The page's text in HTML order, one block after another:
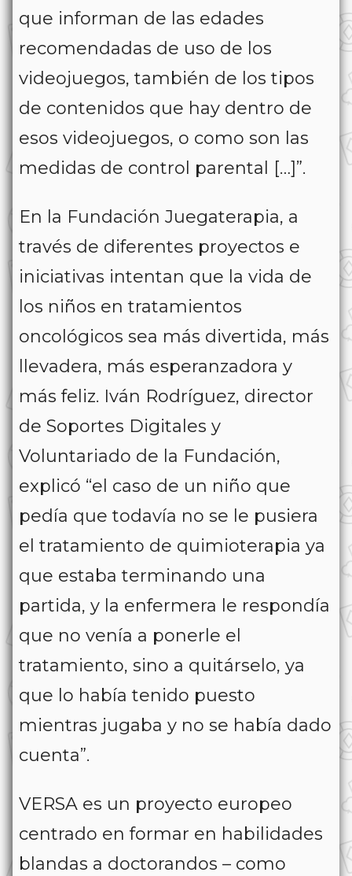
que informan de las edades
recomendadas de uso de los
videojuegos, también de los tipos
de contenidos que hay dentro de
esos videojuegos, o como son las
medidas de control parental […]”.
En la Fundación Juegaterapia, a
través de diferentes proyectos e
iniciativas intentan que la vida de
los niños en tratamientos
oncológicos sea más divertida, más
llevadera, más esperanzadora y
más feliz. Iván Rodríguez, director
de Soportes Digitales y
Voluntariado de la Fundación,
explicó “el caso de un niño que
pedía que todavía no se le pusiera
el tratamiento de quimioterapia ya
que estaba terminando una
partida, y la enfermera le respondía
que no venía a ponerle el
tratamiento, sino a quitárselo, ya
que lo había tenido puesto
mientras jugaba y no se había dado
cuenta”.
VERSA es un proyecto europeo
centrado en formar en habilidades
blandas a doctorandos – como